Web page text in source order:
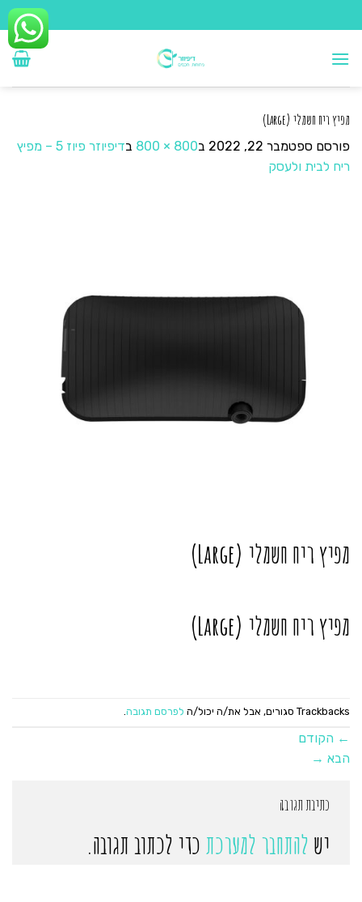
to
content
מפיץ ריח חשמלי (Large)
פורסם ספטמבר 22, 2022 ב800 × 800 ב
דיפיוזר פיוז 5 – מפיץ
ריח לבית ולעסק
מפיץ ריח חשמלי (Large)
מפיץ ריח חשמלי (Large)
Trackbacks סגורים, אבל את/ה יכול/ה לפרסם תגובה.
← הקודם
הבא →
כתיבת תגובה
יש להתחבר למערכת כדי לכתוב תגובה.